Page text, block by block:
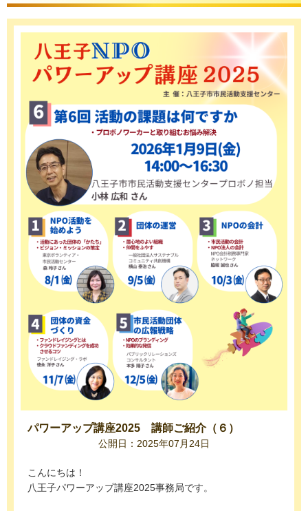
パワーアップ講座2025 講師ご紹介（６）
公開日：2025年07月24日
こんにちは！
八王子パワーアップ講座2025事務局です。